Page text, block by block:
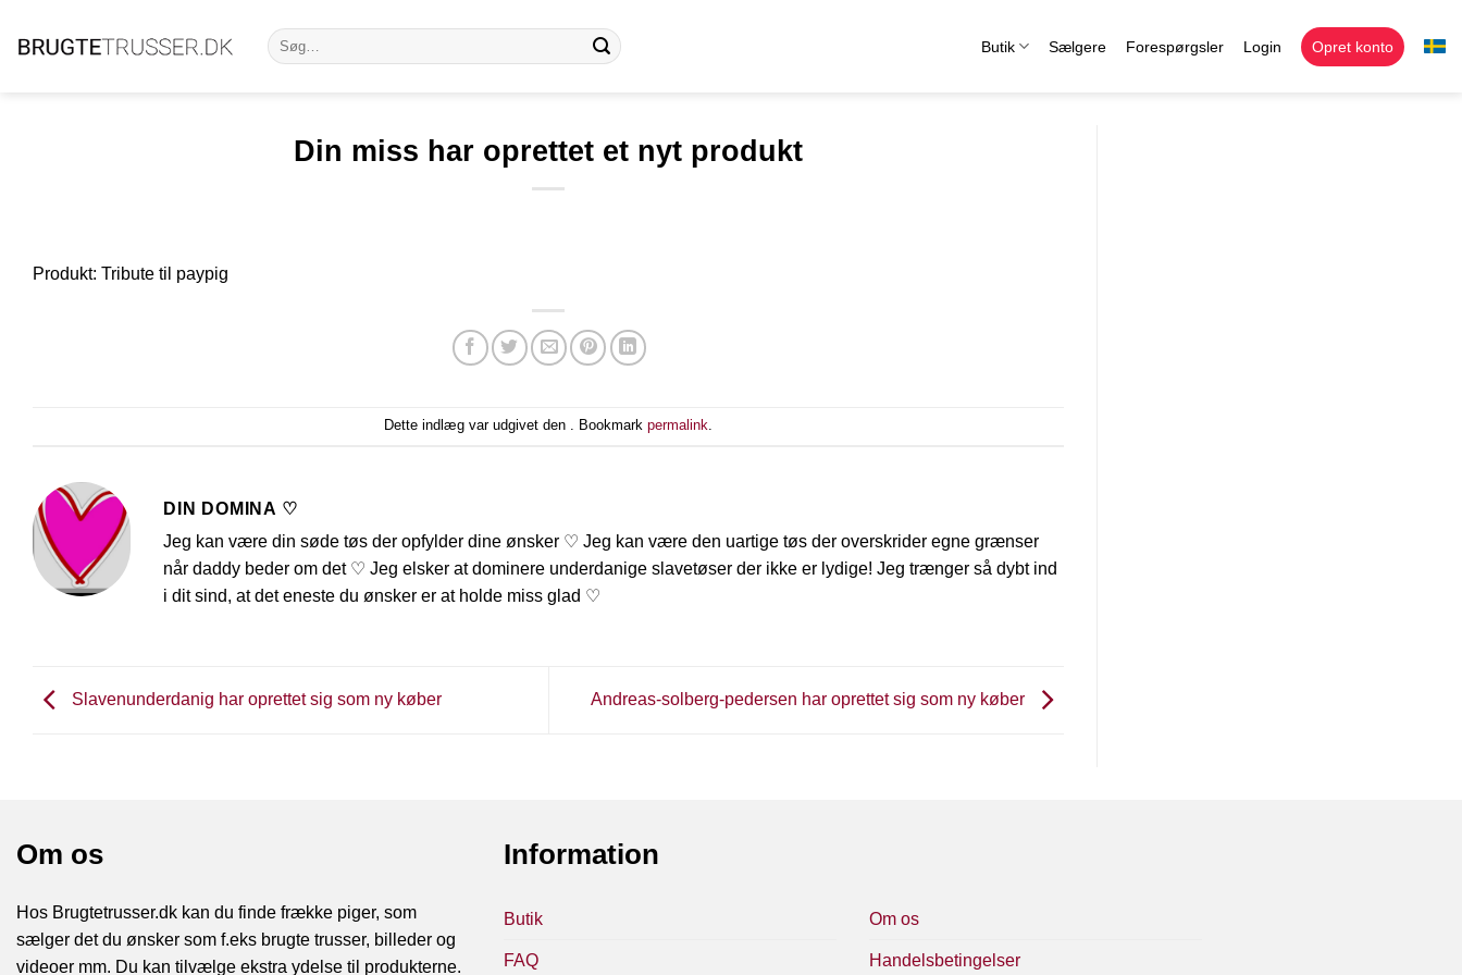
Søg
efter:
Butik Sælgere Forespørgsler Login Opret konto
Din miss har oprettet et nyt produkt
Produkt: Tribute til paypig
Dette indlæg var udgivet den . Bookmark permalink
DIN DOMINA ♡
Jeg kan være din søde tøs der opfylder dine ønsker ♡ Jeg kan være den uartige tøs der overskrider egne grænser
når daddy beder om det ♡ Jeg elsker at dominere underdanige slavetøser der ikke er lydige! Jeg trænger så dybt ind
i dit sind, at det eneste du ønsker er at holde miss glad ♡
Slavenunderdanig har oprettet sig som ny køber Andreas-solberg-pedersen har oprettet sig som ny køber
Om os
Hos Brugtetrusser.dk kan du finde frække piger, som
sælger det du ønsker som f.eks brugte trusser, billeder og
videoer mm. Du kan tilvælge ekstra ydelse til produkterne.
Information
Butik
FAQ
Om os
Handelsbetingelser